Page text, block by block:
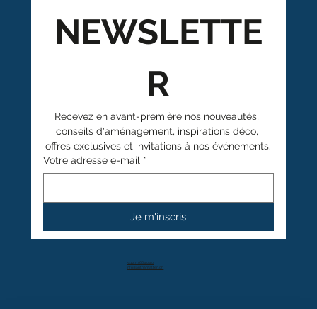
+41 27 766 40 40
info@anthamatten.ch
NEWSLETTE
R
Recevez en avant-première nos nouveautés,
conseils d'aménagement, inspirations déco,
offres exclusives et invitations à nos événements.
Votre adresse e-mail *
Je m'inscris